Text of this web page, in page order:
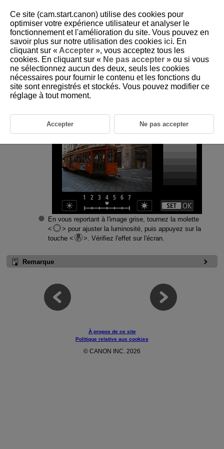
D180-216
Luminosité de l'écran
Sélectionnez [ :Luminosité de l'écran] (
).
En vous reportant à l'image grise, tournez la molette
pour ajuster la luminosité, puis appuyez sur la
touche
. Vérifiez l'effet sur l'écran.
Remarque
À propos de ce site
Politique relative aux cookies
© CANON INC. 2026
Ce site (cam.start.canon) utilise des cookies pour
optimiser votre expérience utilisateur et analyser le
fonctionnement et l'amélioration du site. Vous pouvez en
savoir plus sur notre utilisation des cookies ici. En
cliquant sur « Accepter », vous acceptez tous les
cookies. En cliquant sur « Ne pas accepter » ou si vous
ne sélectionnez aucun des deux, seuls les cookies
nécessaires pour fournir le contenu et les fonctions du
site sont enregistrés et stockés. Vous pouvez modifier ce
réglage à tout moment.
Accepter Ne pas accepter